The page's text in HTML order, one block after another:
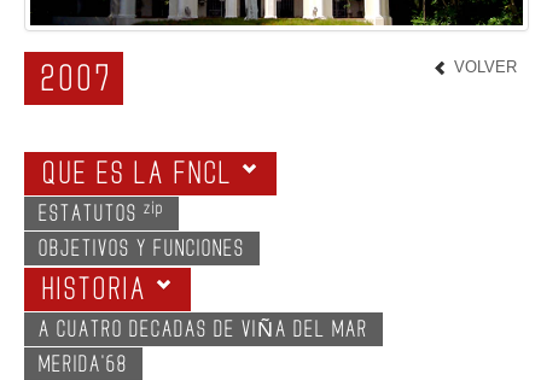
MUJERES
AUDIOVISUAL INDIGENA Y COMUNITARIO
2007 VOLVER
QUE ES LA FNCL
ESTATUTOS zip
OBJETIVOS Y FUNCIONES
HISTORIA
A CUATRO DECADAS DE VIÑA DEL MAR
MERIDA'68